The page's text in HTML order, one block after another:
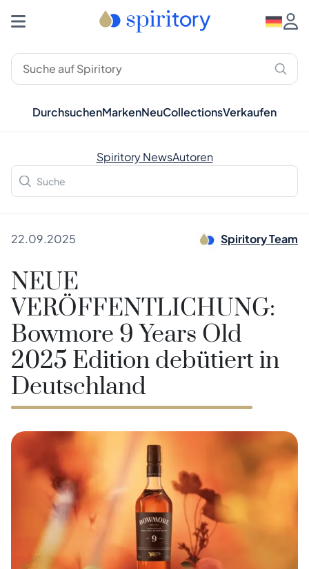
DurchsuchenMarkenNeuCollectionsVerkaufen
Spiritory NewsAutoren
22.09.2025 Spiritory Team
NEUE
VERÖFFENTLICHUNG:
Bowmore 9 Years Old
2025 Edition debütiert in
Deutschland